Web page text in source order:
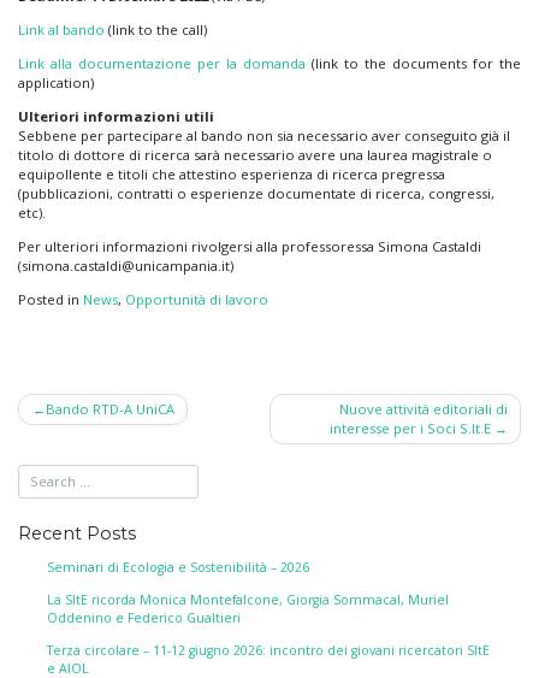
Link al bando (link to the call)
Link alla documentazione per la domanda (link to the documents for the
application)
Ulteriori informazioni utili
Sebbene per partecipare al bando non sia necessario aver conseguito già il
titolo di dottore di ricerca sarà necessario avere una laurea magistrale o
equipollente e titoli che attestino esperienza di ricerca pregressa
(pubblicazioni, contratti o esperienze documentate di ricerca, congressi,
etc).
Per ulteriori informazioni rivolgersi alla professoressa Simona Castaldi
(simona.castaldi@unicampania.it)
Posted in News, Opportunità di lavoro
Post
navigation
Bando RTD-A UniCA
Nuove attività editoriali di
interesse per i Soci S.It.E
Recent Posts
Seminari di Ecologia e Sostenibilità – 2026
La SItE ricorda Monica Montefalcone, Giorgia Sommacal, Muriel
Oddenino e Federico Gualtieri
Terza circolare – 11-12 giugno 2026: incontro dei giovani ricercatori SItE
e AIOL